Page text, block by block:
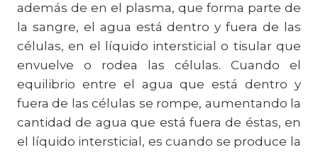
además de en el plasma, que forma parte de
la sangre, el agua está dentro y fuera de las
células, en el líquido intersticial o tisular que
envuelve o rodea las células. Cuando el
equilibrio entre el agua que está dentro y
fuera de las células se rompe, aumentando la
cantidad de agua que está fuera de éstas, en
el líquido intersticial, es cuando se produce la